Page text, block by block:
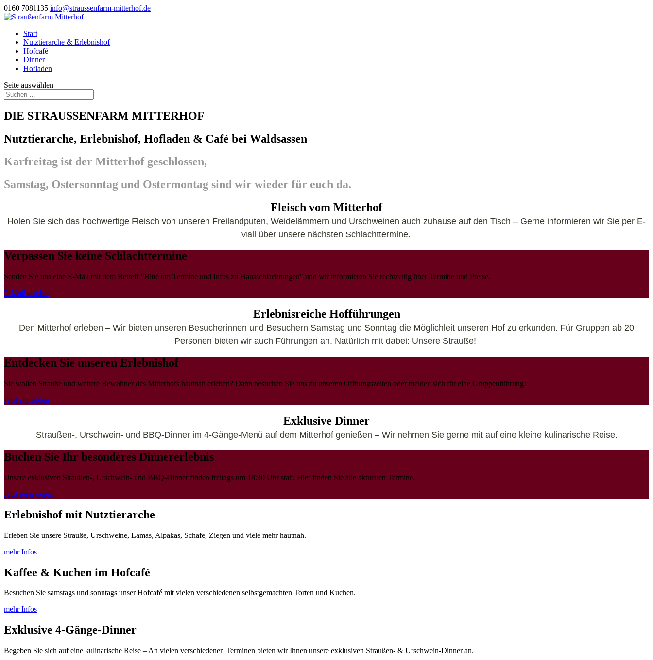
0160 7081135 info@straussenfarm-mitterhof.de
Start
Nutztierarche & Erlebnishof
Hofcafé
Dinner
Hofladen
Seite auswählen
DIE STRAUSSENFARM MITTERHOF
Nutztierarche, Erlebnishof, Hofladen & Café bei Waldsassen
Karfreitag ist der Mitterhof geschlossen,
Samstag, Ostersonntag und Ostermontag sind wir wieder für euch da.
Fleisch vom Mitterhof
Holen Sie sich das hochwertige Fleisch von unseren Freilandputen, Weidelämmern und Urschweinen auch zuhause auf den Tisch – Gerne informieren wir Sie per E-
Mail über unsere nächsten Schlachttermine.
Verpassen Sie keine Schlachttermine
Senden Sie uns eine E-Mail mit dem Betreff "Bitte um Termine und Infos zu Hausschlachtungen" und wir informieren Sie rechtzeitig über Termine und Preise.
E-Mail senden
Erlebnisreiche Hofführungen
Den Mitterhof erleben – Wir bieten unseren Besucherinnen und Besuchern Samstag und Sonntag die Möglichleit unseren Hof zu erkunden. Für Gruppen ab 20
Personen bieten wir auch Führungen an. Natürlich mit dabei: Unsere Strauße!
Entdecken Sie unseren Erlebnishof
Sie wollen Strauße und weitere Bewohner des Mitterhofs hautnah erleben? Dann besuchen Sie uns zu unseren Öffnungszeiten oder melden sich für eine Gruppenführung!
Jetzt anmelden
Exklusive Dinner
Straußen-, Urschwein- und BBQ-Dinner im 4-Gänge-Menü auf dem Mitterhof genießen – Wir nehmen Sie gerne mit auf eine kleine kulinarische Reise.
Buchen Sie Ihr besonderes Dinnererlebnis
Unsere exklusiven Straußen-, Urschwein- und BBQ-Dinner finden freitags um 18:30 Uhr statt. Hier finden Sie alle aktuellen Termine.
Jetzt reservieren
Erlebnishof mit Nutztierarche
Erleben Sie unsere Strauße, Urschweine, Lamas, Alpakas, Schafe, Ziegen und viele mehr hautnah.
mehr Infos
Kaffee & Kuchen im Hofcafé
Besuchen Sie samstags und sonntags unser Hofcafé mit vielen verschiedenen selbstgemachten Torten und Kuchen.
mehr Infos
Exklusive 4-Gänge-Dinner
Begeben Sie sich auf eine kulinarische Reise – An vielen verschiedenen Terminen bieten wir Ihnen unsere exklusiven Straußen- & Urschwein-Dinner an.